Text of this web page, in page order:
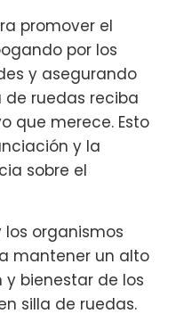
promover el
por los
y asegurando
de ruedas reciba
que merece. Esto
y la
sobre el
los organismos
mantener un alto
bienestar de los
silla de ruedas.